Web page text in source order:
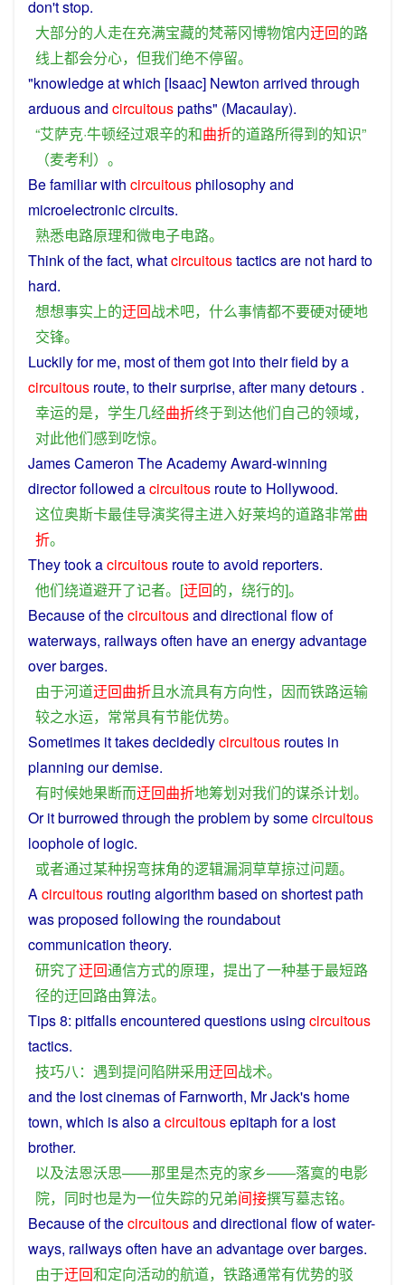
don'tstop.
大部分的人走在充满宝藏的梵蒂冈博物馆内迂回的路
线上都会分心， 但我们绝不停留。
"knowledgeat which [Isaac] Newton arrived through
arduousand circuitouspaths" (Macaulay).
“艾萨克·牛顿经过艰辛的和曲折的道路所得到的知识”
（麦考利）。
Befamiliarwith circuitousphilosophyand
microelectroniccircuits.
熟悉电路原理和微电子电路。
Thinkofthefact, whatcircuitoustacticsare not hard to
hard.
想想事实上的迂回战术吧， 什么事情都不要硬对硬地
交锋。
Luckilyforme, mostofthemgot intotheirfield bya
circuitous route, to theirsurprise, after many detours .
幸运的是， 学生几经曲折终于到达他们自己的领域，
对此他们感到吃惊。
James Cameron TheAcademyAward-winning
directorfollowed acircuitous routeto Hollywood.
这位奥斯卡最佳导演奖得主进入好莱坞的道路非常曲
折。
Theytookacircuitous routetoavoid reporters.
他们绕道避开了记者。[迂回的， 绕行的]。
Becauseof thecircuitousand directional flowof
waterways, railwaysoften havean energyadvantage
over barges.
由于河道迂回曲折且水流具有方向性， 因而铁路运输
较之水运， 常常具有节能优势。
Sometimes it takesdecidedlycircuitous routes in
planning ourdemise.
有时候她果断而迂回曲折地筹划对我们的谋杀计划。
Orit burrowed through theproblembysomecircuitous
loopholeoflogic.
或者通过某种拐弯抹角的逻辑漏洞草草掠过问题。
Acircuitous routing algorithmbased on shortestpath
wasproposed following the roundabout
communication theory.
研究了迂回通信方式的原理， 提出了一种基于最短路
径的迂回路由算法。
Tips8: pitfallsencountered questions using circuitous
tactics.
技巧八： 遇到提问陷阱采用迂回战术。
and the lostcinemasof Farnworth, MrJack's home
town, which isalsoacircuitousepitaph fora lost
brother.
以及法恩沃思——那里是杰克的家乡——落寞的电影
院， 同时也是为一位失踪的兄弟间接撰写墓志铭。
Becauseofthecircuitousand directional flow of water-
ways, railwaysoften havean advantageoverbarges.
由于迂回和定向活动的航道， 铁路通常有优势的驳